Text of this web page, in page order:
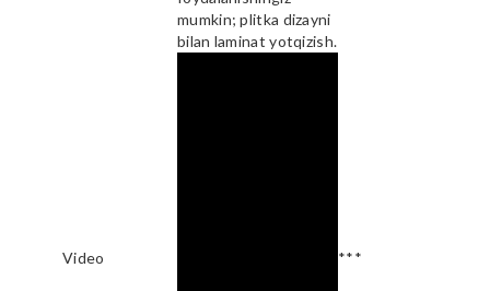
mumkin; plitka dizayni
bilan laminat yotqizish.
Video ***